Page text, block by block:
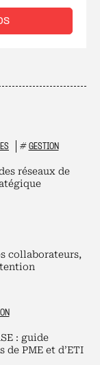
# GESTION
réseaux de
collaborateurs,
: guide
PME et d’ETI